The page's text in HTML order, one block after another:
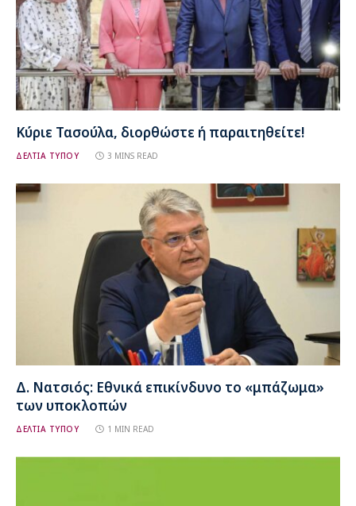
Κύριε Τασούλα, διορθώστε ή παραιτηθείτε!
ΔΕΛΤΙΑ ΤΥΠΟΥ 3 MINS READ
Δ. Νατσιός: Εθνικά επικίνδυνο το «μπάζωμα»
των υποκλοπών
ΔΕΛΤΙΑ ΤΥΠΟΥ 1 MIN READ